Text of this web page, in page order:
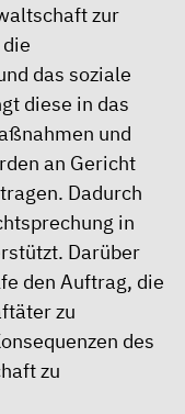
zur
das soziale
diese in das
und
an Gericht
Dadurch
in
Darüber
den Auftrag, die
zu
des
zu